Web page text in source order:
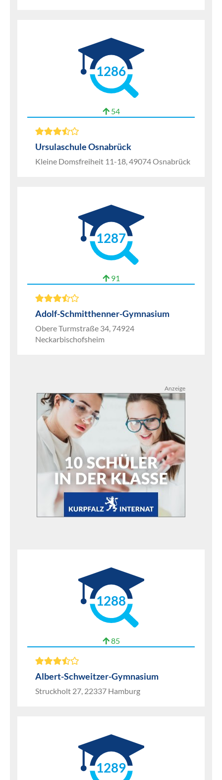
1286
54
Ursulaschule Osnabrück
Kleine Domsfreiheit 11-18, 49074 Osnabrück
1287
91
Adolf-Schmitthenner-Gymnasium
Obere Turmstraße 34, 74924
Neckarbischofsheim
Anzeige
1288
85
Albert-Schweitzer-Gymnasium
Struckholt 27, 22337 Hamburg
1289